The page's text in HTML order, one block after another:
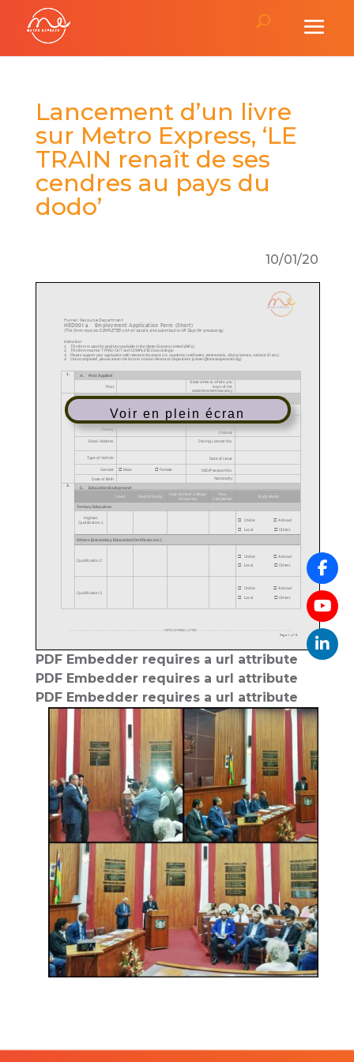
Lancement d’un livre
sur Metro Express, ‘LE
TRAIN renaît de ses
cendres au pays du
dodo’
10/01/20
Voir en plein écran
PDF Embedder requires a url attribute
PDF Embedder requires a url attribute
PDF Embedder requires a url attribute